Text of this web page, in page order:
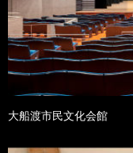
大船渡市民文化会館